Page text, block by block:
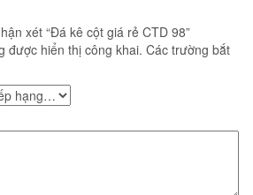
xét “Đá kê cột giá rẻ CTD 98”
được hiển thị công khai. Các trường bắt